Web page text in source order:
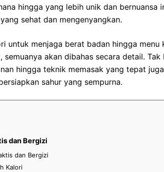
hingga yang lebih unik dan bernuansa
sehat dan mengenyangkan.
untuk menjaga berat badan hingga menu
akan dibahas secara detail. Tak
hingga teknik memasak yang tepat
sahur yang sempurna.
dan Bergizi
dan Bergizi
Kalori